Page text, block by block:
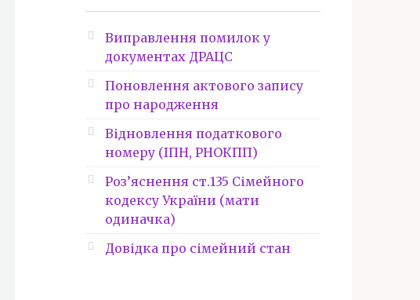
Виправлення помилок у
документах ДРАЦС
Поновлення актового запису
про народження
Відновлення податкового
номеру (ІПН, РНОКПП)
Роз’яснення ст.135 Сімейного
кодексу України (мати
одиначка)
Довідка про сімейний стан